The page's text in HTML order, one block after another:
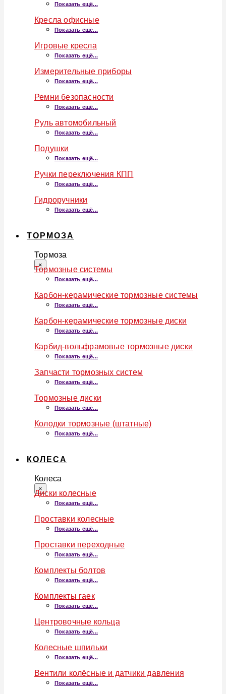
Показать ещё...
Кресла офисные
Показать ещё...
Игровые кресла
Показать ещё...
Измерительные приборы
Показать ещё...
Ремни безопасности
Показать ещё...
Руль автомобильный
Показать ещё...
Подушки
Показать ещё...
Ручки переключения КПП
Показать ещё...
Гидроручники
Показать ещё...
ТОРМОЗА
Тормоза
×
Тормозные системы
Показать ещё...
Карбон-керамические тормозные системы
Показать ещё...
Карбон-керамические тормозные диски
Показать ещё...
Карбид-вольфрамовые тормозные диски
Показать ещё...
Запчасти тормозных систем
Показать ещё...
Тормозные диски
Показать ещё...
Колодки тормозные (штатные)
Показать ещё...
КОЛЕСА
Колеса
×
Диски колесные
Показать ещё...
Проставки колесные
Показать ещё...
Проставки переходные
Показать ещё...
Комплекты болтов
Показать ещё...
Комплекты гаек
Показать ещё...
Центровочные кольца
Показать ещё...
Колесные шпильки
Показать ещё...
Вентили колёсные и датчики давления
Показать ещё...